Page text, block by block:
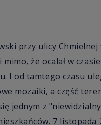
przy ulicy
że ocalał w
I od tamtego czasu
mozaiki, a część
jednym z
7